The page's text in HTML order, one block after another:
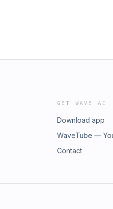
GET WAVE AI
Download app
WaveTube —
Contact